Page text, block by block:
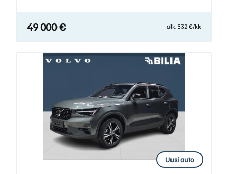
49 000 € alk. 532 €/kk
Uusi auto